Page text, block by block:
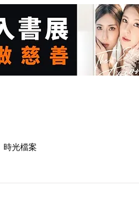
時光檔案